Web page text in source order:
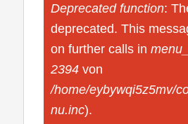
Fehlermeldung
Deprecated function:
deprecated. This
on further calls in
2394 von
/home/eybywqi5z5mv/
nu.inc).